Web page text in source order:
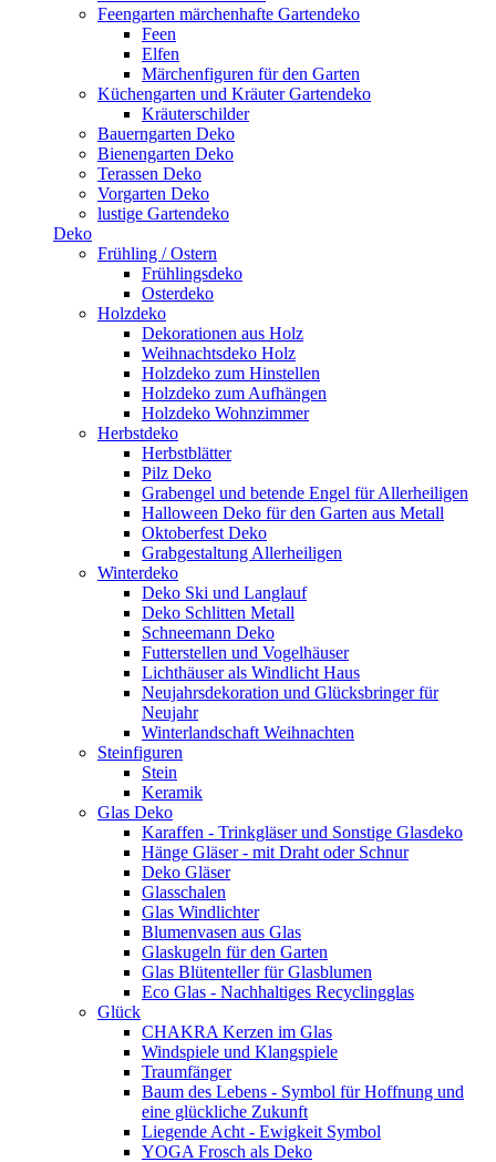
Feengarten märchenhafte Gartendeko
Feen
Elfen
Märchenfiguren für den Garten
Küchengarten und Kräuter Gartendeko
Kräuterschilder
Bauerngarten Deko
Bienengarten Deko
Terassen Deko
Vorgarten Deko
lustige Gartendeko
Deko
Frühling / Ostern
Frühlingsdeko
Osterdeko
Holzdeko
Dekorationen aus Holz
Weihnachtsdeko Holz
Holzdeko zum Hinstellen
Holzdeko zum Aufhängen
Holzdeko Wohnzimmer
Herbstdeko
Herbstblätter
Pilz Deko
Grabengel und betende Engel für Allerheiligen
Halloween Deko für den Garten aus Metall
Oktoberfest Deko
Grabgestaltung Allerheiligen
Winterdeko
Deko Ski und Langlauf
Deko Schlitten Metall
Schneemann Deko
Futterstellen und Vogelhäuser
Lichthäuser als Windlicht Haus
Neujahrsdekoration und Glücksbringer für
Neujahr
Winterlandschaft Weihnachten
Steinfiguren
Stein
Keramik
Glas Deko
Karaffen - Trinkgläser und Sonstige Glasdeko
Hänge Gläser - mit Draht oder Schnur
Deko Gläser
Glasschalen
Glas Windlichter
Blumenvasen aus Glas
Glaskugeln für den Garten
Glas Blütenteller für Glasblumen
Eco Glas - Nachhaltiges Recyclingglas
Glück
CHAKRA Kerzen im Glas
Windspiele und Klangspiele
Traumfänger
Baum des Lebens - Symbol für Hoffnung und
eine glückliche Zukunft
Liegende Acht - Ewigkeit Symbol
YOGA Frosch als Deko